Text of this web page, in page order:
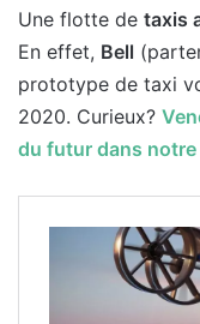
Une flotte de taxis
En effet, Bell
prototype de taxi
2020. Curieux?
du futur dans